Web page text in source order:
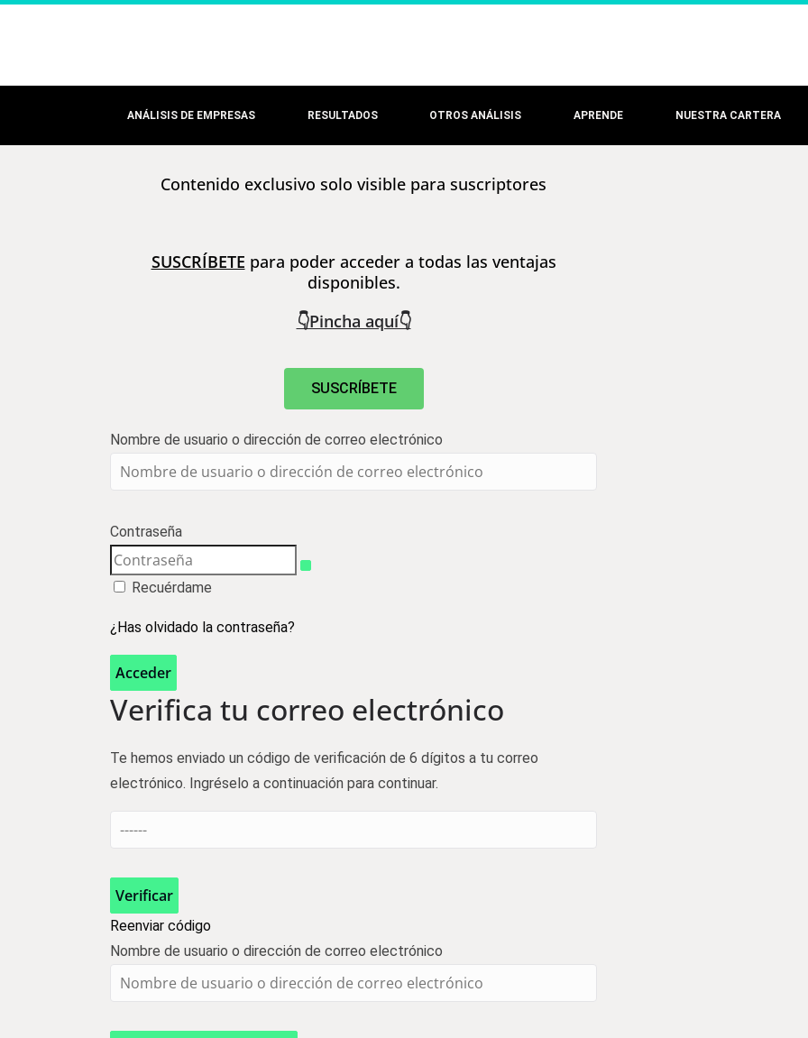
ANÁLISIS DE EMPRESAS RESULTADOS OTROS ANÁLISIS APRENDE NUESTRA CARTERA
Contenido exclusivo solo visible para suscriptores
SUSCRÍBETE para poder acceder a todas las ventajas
disponibles.
👇Pincha aquí👇
SUSCRÍBETE
Nombre de usuario o dirección de correo electrónico
Contraseña
Recuérdame
¿Has olvidado la contraseña?
Acceder
Verifica tu correo electrónico
Te hemos enviado un código de verificación de 6 dígitos a tu correo
electrónico. Ingréselo a continuación para continuar.
Verificar
Reenviar código
Nombre de usuario o dirección de correo electrónico